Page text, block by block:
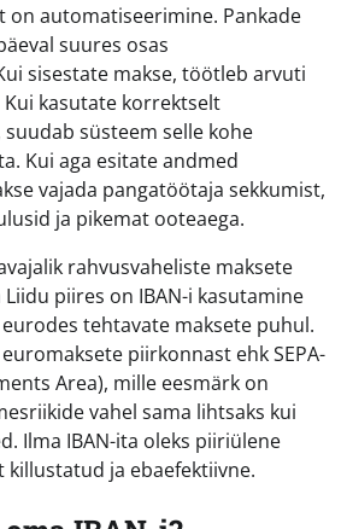
on automatiseerimine. Pankade
suures osas
sisestate makse, töötleb arvuti
kasutate korrektselt
süsteem selle kohe
Kui aga esitate andmed
vajada pangatöötaja sekkumist,
ja pikemat ooteaega.
rahvusvaheliste maksete
piires on IBAN-i kasutamine
tehtavate maksete puhul.
piirkonnast ehk SEPA-
Area), mille eesmärk on
vahel sama lihtsaks kui
Ilma IBAN-ita oleks piiriülene
killustatud ja ebaefektiivne.